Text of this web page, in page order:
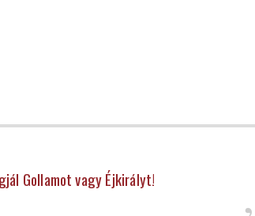
Gollamot vagy Éjkirályt!